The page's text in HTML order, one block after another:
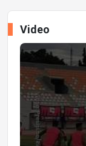
Video